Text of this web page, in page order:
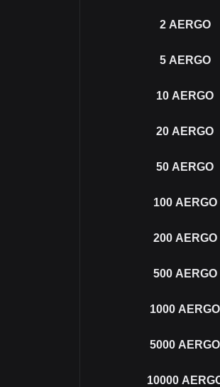
2 AERGO
5 AERGO
10 AERGO
20 AERGO
50 AERGO
100 AERGO
200 AERGO
500 AERGO
1000 AERGO
5000 AERGO
10000